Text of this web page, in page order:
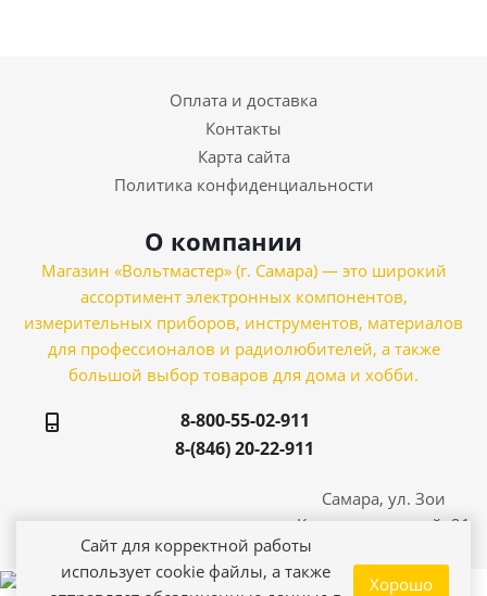
Оплата и доставка
Контакты
Карта сайта
Политика конфиденциальности
О компании
Магазин «Вольтмастер» (г. Самара) — это широкий
ассортимент электронных компонентов,
измерительных приборов, инструментов, материалов
для профессионалов и радиолюбителей, а также
большой выбор товаров для дома и хобби.
8-800-55-02-911
8-(846) 20-22-911
Самара, ул. Зои
Космодемьянской, 21
Сайт для корректной работы
использует cookie файлы, а также
Хорошо